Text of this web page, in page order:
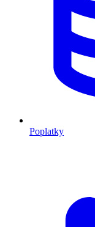
Poplatky